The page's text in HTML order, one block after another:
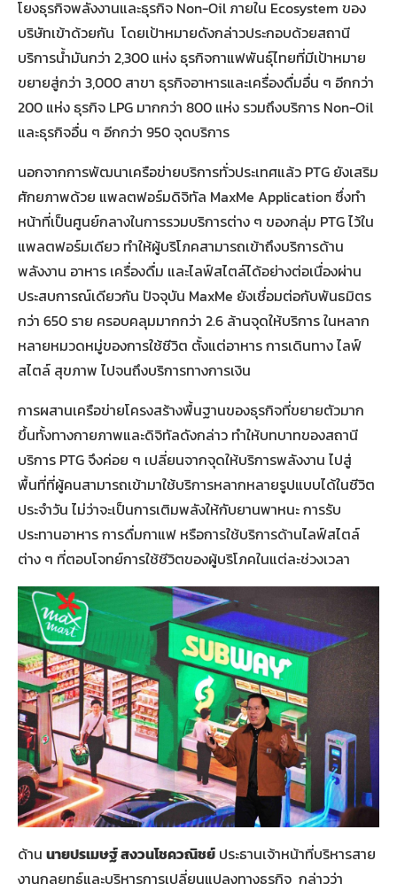
โยงธุรกิจพลังงานและธุรกิจ Non-Oil ภายใน Ecosystem ของ
บริษัทเข้าด้วยกัน โดยเป้าหมายดังกล่าวประกอบด้วยสถานี
บริการน้ำมันกว่า 2,300 แห่ง ธุรกิจกาแฟพันธุ์ไทยที่มีเป้าหมาย
ขยายสู่กว่า 3,000 สาขา ธุรกิจอาหารและเครื่องดื่มอื่น ๆ อีกกว่า
200 แห่ง ธุรกิจ LPG มากกว่า 800 แห่ง รวมถึงบริการ Non-Oil
และธุรกิจอื่น ๆ อีกกว่า 950 จุดบริการ
นอกจากการพัฒนาเครือข่ายบริการทั่วประเทศแล้ว PTG ยังเสริม
ศักยภาพด้วย แพลตฟอร์มดิจิทัล MaxMe Application ซึ่งทำ
หน้าที่เป็นศูนย์กลางในการรวมบริการต่าง ๆ ของกลุ่ม PTG ไว้ใน
แพลตฟอร์มเดียว ทำให้ผู้บริโภคสามารถเข้าถึงบริการด้าน
พลังงาน อาหาร เครื่องดื่ม และไลฟ์สไตล์ได้อย่างต่อเนื่องผ่าน
ประสบการณ์เดียวกัน ปัจจุบัน MaxMe ยังเชื่อมต่อกับพันธมิตร
กว่า 650 ราย ครอบคลุมมากกว่า 2.6 ล้านจุดให้บริการ ในหลาก
หลายหมวดหมู่ของการใช้ชีวิต ตั้งแต่อาหาร การเดินทาง ไลฟ์
สไตล์ สุขภาพ ไปจนถึงบริการทางการเงิน
การผสานเครือข่ายโครงสร้างพื้นฐานของธุรกิจที่ขยายตัวมาก
ขึ้นทั้งทางกายภาพและดิจิทัลดังกล่าว ทำให้บทบาทของสถานี
บริการ PTG จึงค่อย ๆ เปลี่ยนจากจุดให้บริการพลังงาน ไปสู่
พื้นที่ที่ผู้คนสามารถเข้ามาใช้บริการหลากหลายรูปแบบได้ในชีวิต
ประจำวัน ไม่ว่าจะเป็นการเติมพลังให้กับยานพาหนะ การรับ
ประทานอาหาร การดื่มกาแฟ หรือการใช้บริการด้านไลฟ์สไตล์
ต่าง ๆ ที่ตอบโจทย์การใช้ชีวิตของผู้บริโภคในแต่ละช่วงเวลา
ด้าน นายปรเมษฐ์ สงวนโชควณิชย์ ประธานเจ้าหน้าที่บริหารสาย
งานกลยุทธ์และบริหารการเปลี่ยนแปลงทางธุรกิจ กล่าวว่า